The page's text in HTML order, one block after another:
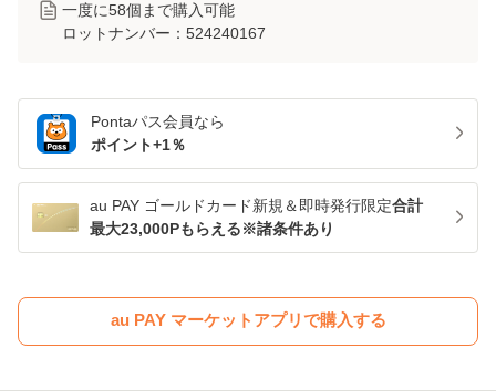
一度に58個まで購入可能
ロットナンバー： 524240167
Pontaパス会員なら
ポイント+1％
au PAY ゴールドカード新規＆即時発行限定合計
最大23,000Pもらえる※諸条件あり
au PAY マーケットアプリで購入する